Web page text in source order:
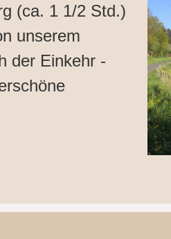
(ca. 1 1/2 Std.)
unserem
der Einkehr -